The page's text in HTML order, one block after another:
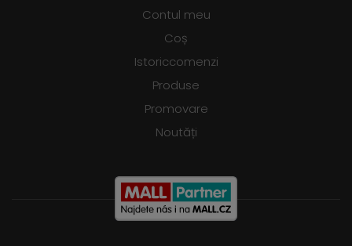
Contul meu
Coș
Istoriccomenzi
Produse
Promovare
Noutăți